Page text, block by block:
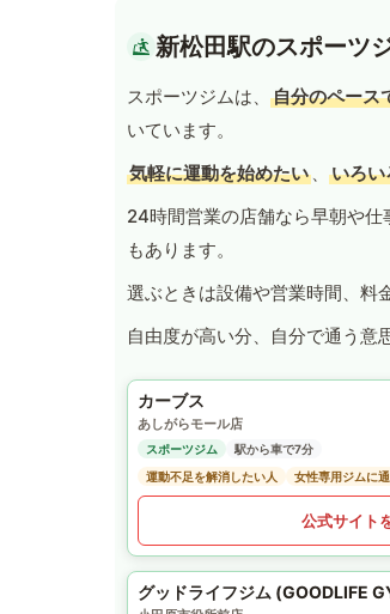
新松田駅のスポーツ
スポーツジムは、 自分のペース
いています。
気軽に運動を始めたい 、 いろい
24時間営業の店舗なら早朝や
もあります。
選ぶときは設備や営業時間、料
自由度が高い分、自分で通う意
カーブス
あしがらモール店
スポーツジム
駅から車で7分
運動不足を解消したい人
女性専用ジムに
公式サイト
グッドライフジム (GOODLIFE